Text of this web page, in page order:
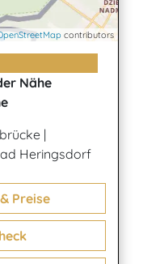
contributors
Nähe
|
Heringsdorf
Preise